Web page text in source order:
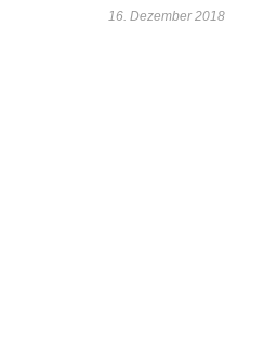
16. Dezember 2018